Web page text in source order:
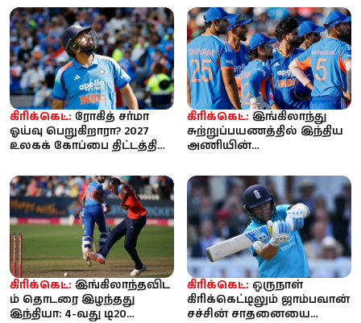
பந்தையும் சிக்ஸ...
இந்திய அணியின் அடுத்த...
கிரிக்கெட்: ரோகித் சர்மா
ஓய்வு பெறுகிறாரா? 2027
உலகக் கோப்பை திட்டத்தில்
தகவலால்...
கிரிக்கெட்: இங்கிலாந்து
சுற்றுப்பயணத்தில் இந்திய
அணியின்
ஆகஸ்டில் ஆய்வு செய்யும்
...
கிரிக்கெட்: இங்கிலாந்தவிட
ம் தொடரை இழந்தது
இந்தியா: 4-வது டி20
கிரிக்கெட்: ஒருநாள்
கிரிக்கெட்டிலும் ஜாம்பவான்
சச்சின் சாதனையை